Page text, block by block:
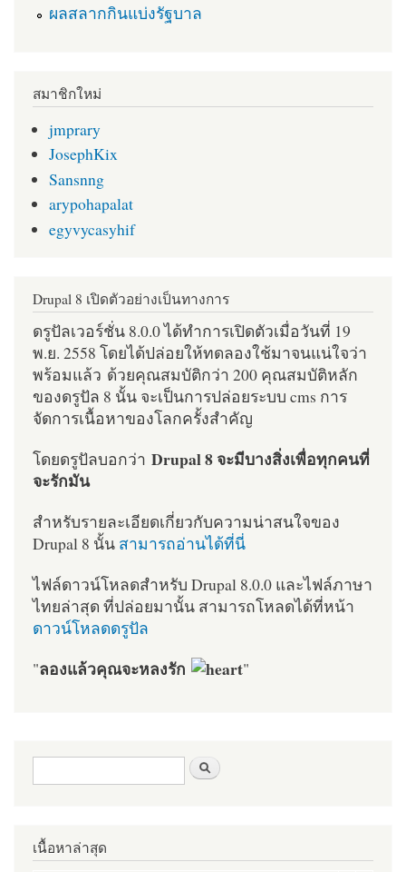
ผลสลากกินแบ่งรัฐบาล
สมาชิกใหม่
jmprary
JosephKix
Sansnng
arypohapalat
egyvycasyhif
Drupal 8 เปิดตัวอย่างเป็นทางการ
ดรูปัลเวอร์ชั่น 8.0.0 ได้ทำการเปิดตัวเมื่อวันที่ 19
พ.ย. 2558 โดยได้ปล่อยให้ทดลองใช้มาจนแน่ใจว่า
พร้อมแล้ว ด้วยคุณสมบัติกว่า 200 คุณสมบัติหลัก
ของดรูปัล 8 นั้น จะเป็นการปล่อยระบบ cms การ
จัดการเนื้อหาของโลกครั้งสำคัญ
โดยดรูปัลบอกว่า Drupal 8 จะมีบางสิ่งเพื่อทุกคนที่
จะรักมัน
สำหรับรายละเอียดเกี่ยวกับความน่าสนใจของ
Drupal 8 นั้น สามารถอ่านได้ที่นี่
ไฟล์ดาวน์โหลดสำหรับ Drupal 8.0.0 และไฟล์ภาษา
ไทยล่าสุด ที่ปล่อยมานั้น สามารถโหลดได้ที่หน้า
ดาวน์โหลดดรูปัล
"ลองแล้วคุณจะหลงรัก "
ฟอร์มค้นหา
เนื้อหาล่าสุด